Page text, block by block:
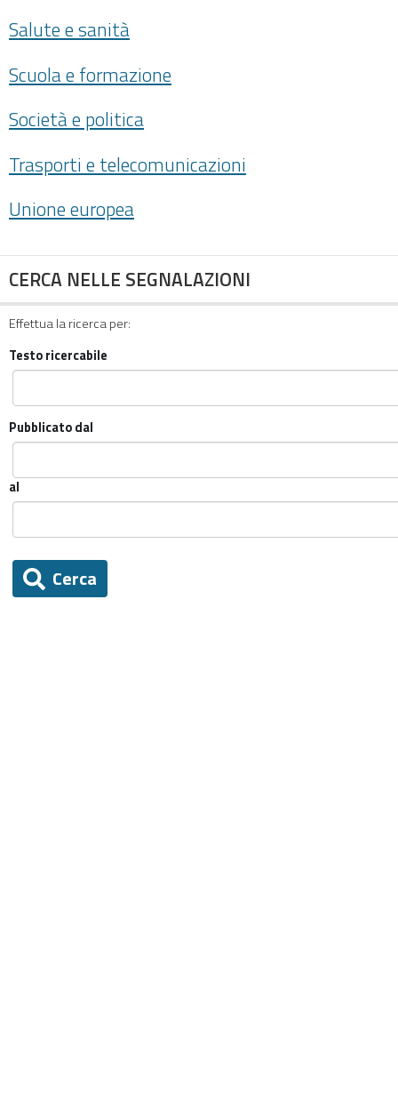
Salute e sanità
Scuola e formazione
Società e politica
Trasporti e telecomunicazioni
Unione europea
CERCA NELLE SEGNALAZIONI
Effettua la ricerca per:
Testo ricercabile
Pubblicato dal
al